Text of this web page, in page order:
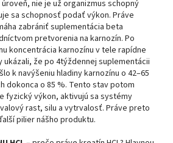
nie je už organizmus schopný
sa schopnosť podať výkon. Práve
zabrániť suplementácia beta
pretvorenia na karnozín. Po
koncentrácia karnozínu v tele rapídne
ukázali, že po 4týždennej suplementácii
k navýšeniu hladiny karnozínu o 42–65
dokonca o 85 %. Tento stav potom
fyzický výkon, aktivujú sa systémy
rast, silu a vytrvalosť. Práve preto
pilier nášho produktu.